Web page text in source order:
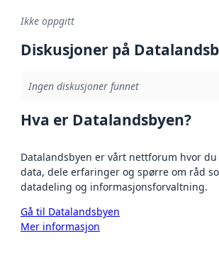
Ikke oppgitt
Diskusjoner på
Ingen diskusjoner funnet
Hva er Datalandsbyen?
Datalandsbyen er vårt nettforum hvor
data, dele erfaringer og spørre om råd
datadeling og informasjonsforvaltning.
Gå til Datalandsbyen
Mer informasjon